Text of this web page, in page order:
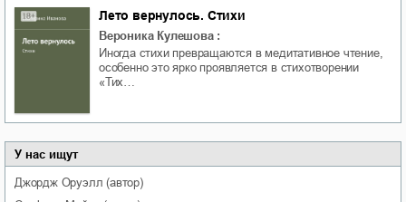
Лето вернулось. Стихи
Вероника Кулешова :
Иногда стихи превращаются в медитативное чтение,
особенно это ярко проявляется в стихотворении
«Тих…
У нас ищут
Джордж Оруэлл (автор)